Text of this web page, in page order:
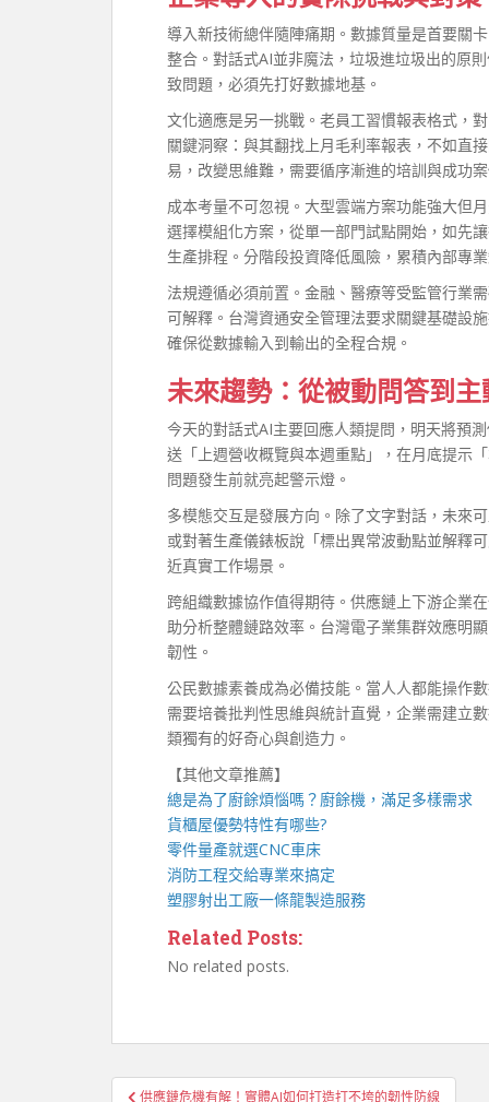
導入新技術總伴隨陣痛期。數據質量是首要關
整合。對話式AI並非魔法，垃圾進垃圾出的原
致問題，必須先打好數據地基。
文化適應是另一挑戰。老員工習慣報表格式，
關鍵洞察：與其翻找上月毛利率報表，不如直
易，改變思維難，需要循序漸進的培訓與成功案
成本考量不可忽視。大型雲端方案功能強大但
選擇模組化方案，從單一部門試點開始，如先
生產排程。分階段投資降低風險，累積內部專業
法規遵循必須前置。金融、醫療等受監管行業
可解釋。台灣資通安全管理法要求關鍵基礎設
確保從數據輸入到輸出的全程合規。
未來趨勢：從被動問答到
今天的對話式AI主要回應人類提問，明天將預
送「上週營收概覽與本週重點」，在月底提示
問題發生前就亮起警示燈。
多模態交互是發展方向。除了文字對話，未來
或對著生產儀錶板說「標出異常波動點並解釋
近真實工作場景。
跨組織數據協作值得期待。供應鏈上下游企業
助分析整體鏈路效率。台灣電子業集群效應明
韌性。
公民數據素養成為必備技能。當人人都能操作
需要培養批判性思維與統計直覺，企業需建立
類獨有的好奇心與創造力。
【其他文章推薦】
總是為了廚餘煩惱嗎？ 廚餘機 ，滿足多樣需求
貨櫃屋優勢特性有哪些?
零件量產就選CNC車床
消防工程交給專業來搞定
塑膠射出工廠一條龍製造服務
Related Posts:
No related posts.
文供應鏈危機有解！實體AI如何打造打不垮的韌性防線